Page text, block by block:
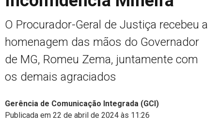
O Procurador-Geral de Justiça recebeu a
homenagem das mãos do Governador
de MG, Romeu Zema, juntamente com
os demais agraciados
Gerência de Comunicação Integrada (GCI)
Publicada em 22 de abril de 2024 às 11:26